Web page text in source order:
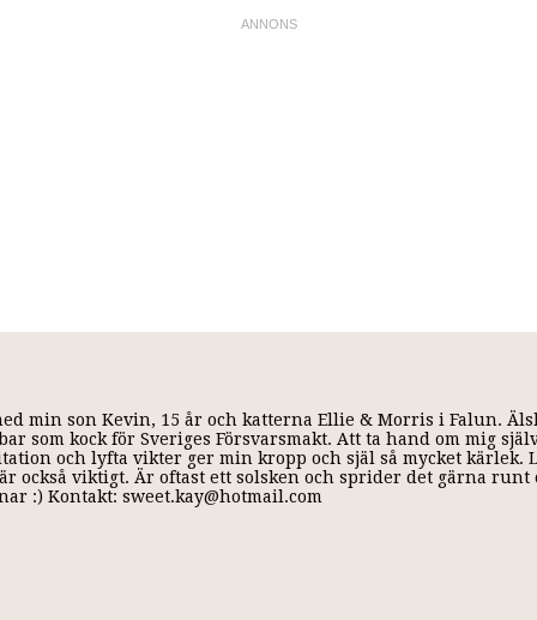
min son Kevin, 15 år och katterna Ellie & Morris i Falun.
som kock för Sveriges Försvarsmakt. Att ta hand om mig
och lyfta vikter ger min kropp och själ så mycket kärlek.
också viktigt. Är oftast ett solsken och sprider det gärna runt
:) Kontakt: sweet.kay@hotmail.com